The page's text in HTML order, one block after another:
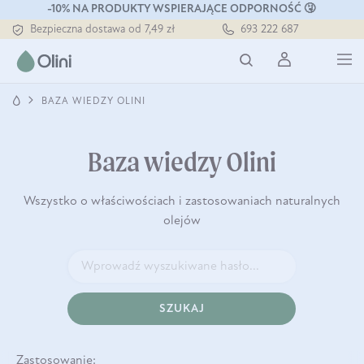
-10% NA PRODUKTY WSPIERAJĄCE ODPORNOŚĆ 🤧
Bezpieczna dostawa od 7,49 zł
Darmowa dostawa od 199 zł
Tłoczony zawsze na zimno
693 222 687
BAZA WIEDZY OLINI
Baza wiedzy Olini
Wszystko o właściwościach i zastosowaniach naturalnych
olejów
SZUKAJ
Zastosowanie: